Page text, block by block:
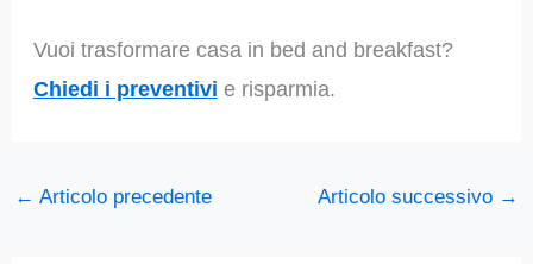
Vuoi trasformare casa in bed and breakfast?
Chiedi i preventivi e risparmia.
← Articolo precedente Articolo successivo →